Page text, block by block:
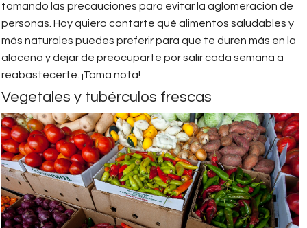
tomando las precauciones para evitar la aglomeración de
personas. Hoy quiero contarte qué alimentos saludables y
más naturales puedes preferir para que te duren más en la
alacena y dejar de preocuparte por salir cada semana a
reabastecerte. ¡Toma nota!
Vegetales y tubérculos frescas
vegetales.jpg